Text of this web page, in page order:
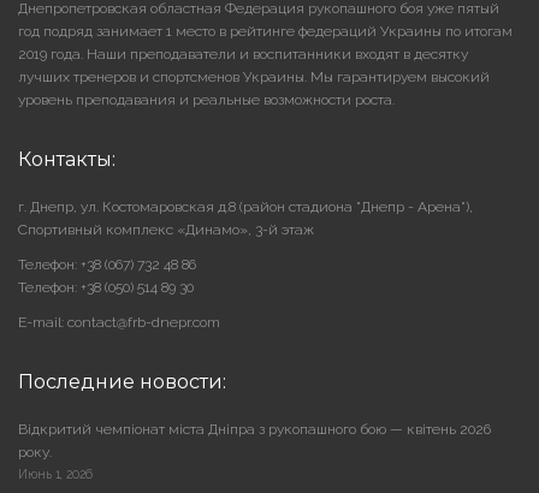
Днепропетровская областная Федерация рукопашного боя уже пятый
год подряд занимает 1 место в рейтинге федераций Украины по итогам
2019 года. Наши преподаватели и воспитанники входят в десятку
лучших тренеров и спортсменов Украины. Мы гарантируем высокий
уровень преподавания и реальные возможности роста.
Контакты:
г. Днепр, ул. Костомаровская д.8 (район стадиона "Днепр - Арена"),
Cпортивный комплекс «Динамо», 3-й этаж
Телефон: +38 (067) 732 48 86
Телефон: +38 (050) 514 89 30
E-mail: contact@frb-dnepr.com
Последние новости:
Відкритий чемпіонат міста Дніпра з рукопашного бою — квітень 2026
року.
Июнь 1, 2026